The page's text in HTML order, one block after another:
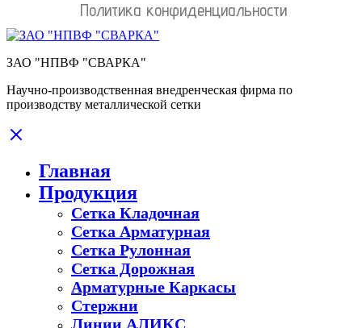
Политика конфиденциальности
ЗАО "НПВФ "СВАРКА"
Научно-производственная внедренческая фирма по
производству металлической сетки
Главная
Продукция
Сетка Кладочная
Сетка Арматурная
Сетка Рулонная
Сетка Дорожная
Арматурные Каркасы
Стержни
Линии АЛИКС